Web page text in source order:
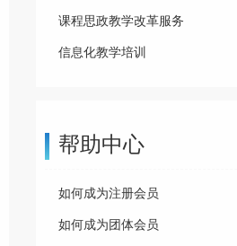
课程思政教学改革服务
信息化教学培训
帮助中心
如何成为注册会员
如何成为团体会员